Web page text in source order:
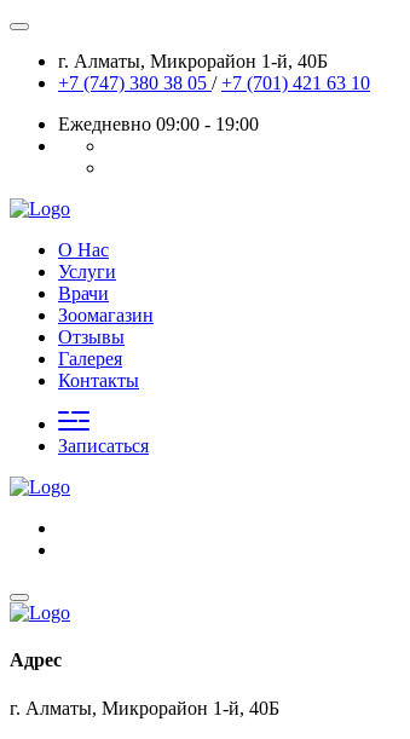
г. Алматы, Микрорайон 1-й, 40Б
+7 (747) 380 38 05 /+7 (701) 421 63 10
Ежедневно 09:00 - 19:00
О Нас
Услуги
Врачи
Зоомагазин
Отзывы
Галерея
Контакты
Записаться
Адрес
г. Алматы, Микрорайон 1-й, 40Б